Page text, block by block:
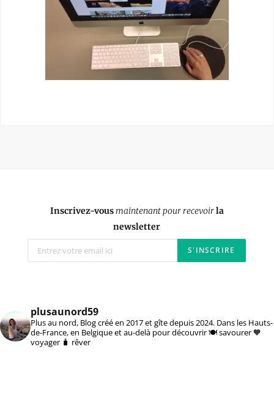
Inscrivez-vousmaintenant pour recevoirla
newsletter
plusaunord59
Plus au nord, Blog créé en 2017 et gîte depuis 2024. Dans les Hauts-
de-France, en Belgique et au-delà pour découvrir 🍽️ savourer 🧡
voyager 🧳 rêver